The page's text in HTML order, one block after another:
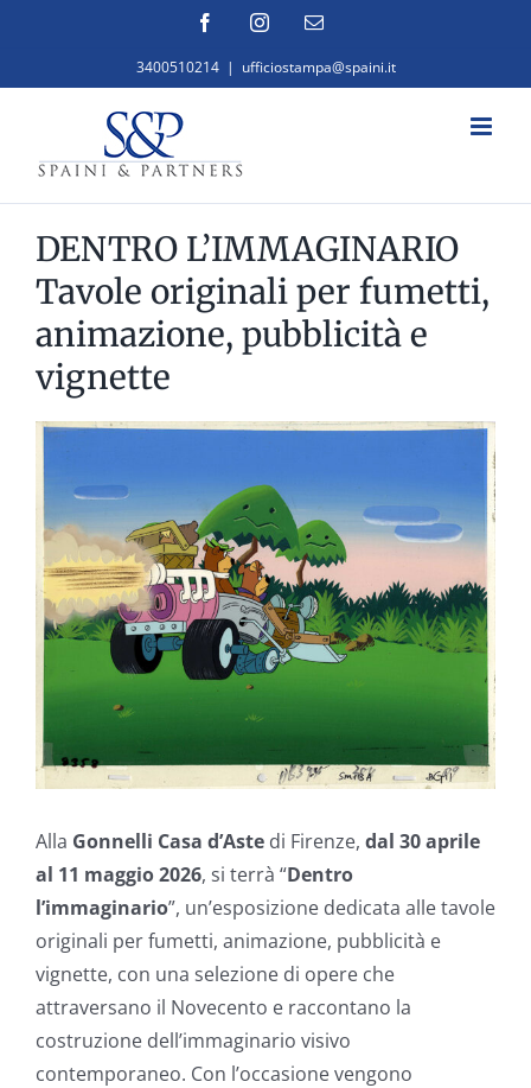
contenuto
FacebookInstagramEmail
3400510214 | ufficiostampa@spaini.it
DENTRO L’IMMAGINARIO
Tavole originali per fumetti,
animazione, pubblicità e
vignette
Ingrandisci
Alla Gonnelli Casa d’Aste di Firenze, dal 30 aprile
al 11 maggio 2026, si terrà “Dentro
l’immaginario”, un’esposizione dedicata alle tavole
originali per fumetti, animazione, pubblicità e
vignette, con una selezione di opere che
attraversano il Novecento e raccontano la
costruzione dell’immaginario visivo
contemporaneo. Con l’occasione vengono